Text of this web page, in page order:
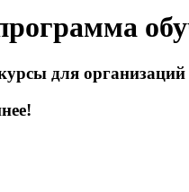
для организаций